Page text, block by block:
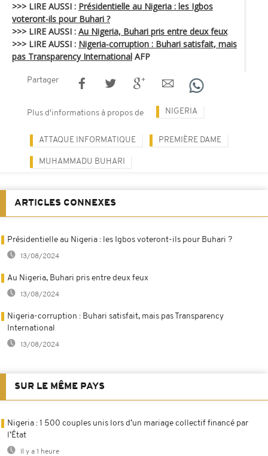
>>> LIRE AUSSI : Présidentielle au Nigeria : les Igbos
voteront-ils pour Buhari ?
>>> LIRE AUSSI : Au Nigeria, Buhari pris entre deux feux
>>> LIRE AUSSI : Nigeria-corruption : Buhari satisfait, mais
pas Transparency International AFP
Partager
Plus d'informations à propos de NIGERIA
ATTAQUE INFORMATIQUE PREMIÈRE DAME
MUHAMMADU BUHARI
ARTICLES CONNEXES
Présidentielle au Nigeria : les Igbos voteront-ils pour Buhari ?
13/08/2024
Au Nigeria, Buhari pris entre deux feux
13/08/2024
Nigeria-corruption : Buhari satisfait, mais pas Transparency
International
13/08/2024
SUR LE MÊME PAYS
Nigeria : 1 500 couples unis lors d’un mariage collectif financé par
l’État
Il y a 1 heure